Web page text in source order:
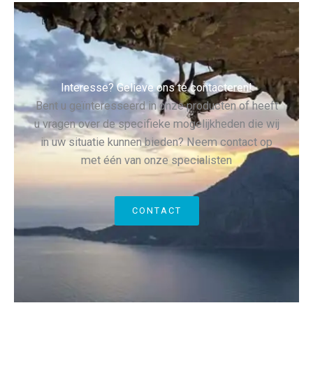
Interesse? Gelieve ons te contacteren!
Bent u geïnteresseerd in onze producten of heeft
u vragen over de specifieke mogelijkheden die wij
in uw situatie kunnen bieden? Neem contact op
met één van onze specialisten
CONTACT